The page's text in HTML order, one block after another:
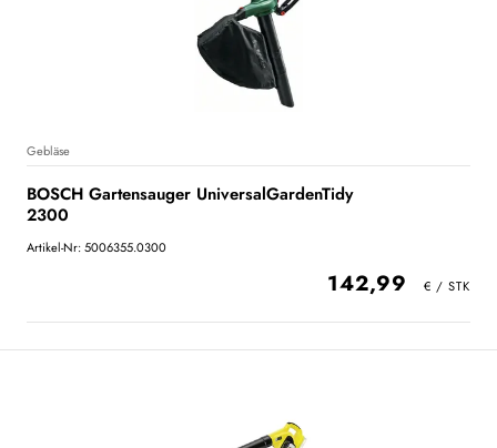
Gebläse
BOSCH Gartensauger UniversalGardenTidy
2300
Artikel-Nr: 5006355.0300
142,99